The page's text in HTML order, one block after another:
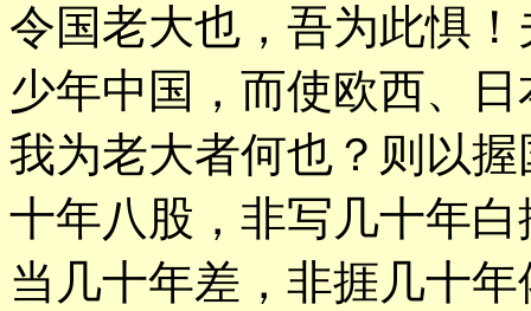
令国老大也，吾为此惧
少年中国，而使欧西、日
我为老大者何也？则以
十年八股，非写几十年白
当几十年差，非捱几十